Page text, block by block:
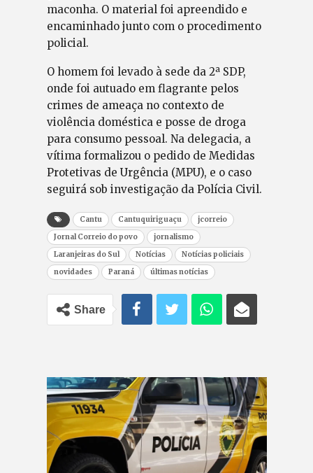
maconha. O material foi apreendido e
encaminhado junto com o procedimento
policial.
O homem foi levado à sede da 2ª SDP,
onde foi autuado em flagrante pelos
crimes de ameaça no contexto de
violência doméstica e posse de droga
para consumo pessoal. Na delegacia, a
vítima formalizou o pedido de Medidas
Protetivas de Urgência (MPU), e o caso
seguirá sob investigação da Polícia Civil.
Cantu Cantuquiriguaçu
jcorreio
Jornal Correio do povo
jornalismo
Laranjeiras do Sul
Notícias
Notícias policiais
novidades
Paraná últimas notícias
Share